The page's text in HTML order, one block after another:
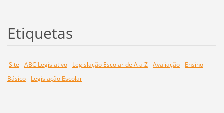
Etiquetas
Site ABC Legislativo Legislação Escolar de A a Z Avaliação
Ensino
Básico
Legislação Escolar